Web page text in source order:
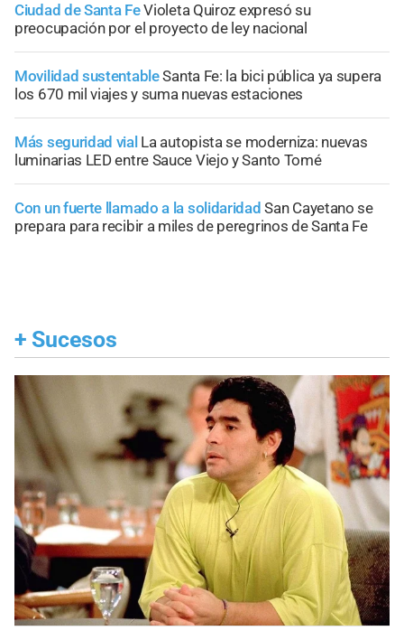
Ciudad de Santa FeVioleta Quiroz expresó su
preocupación por el proyecto de ley nacional
Movilidad sustentableSanta Fe: la bici pública ya supera
los 670 mil viajes y suma nuevas estaciones
Más seguridad vial La autopista se moderniza: nuevas
luminarias LED entre Sauce Viejo y Santo Tomé
Con un fuerte llamado a la solidaridad San Cayetano se
prepara para recibir a miles de peregrinos de Santa Fe
+ Sucesos